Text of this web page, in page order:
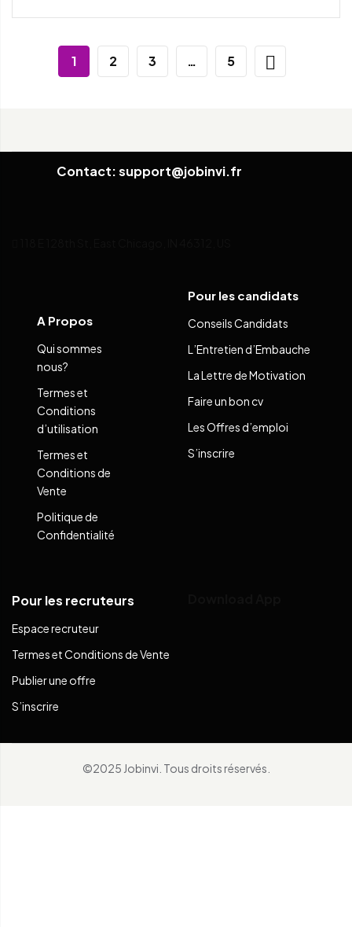
1 2 3 … 5
Contact: support@jobinvi.fr
A Propos
Qui sommes
nous?
Termes et
Conditions
d’utilisation
Termes et
Conditions de
Vente
Politique de
Confidentialité
Pour les candidats
Conseils Candidats
L’Entretien d’Embauche
La Lettre de Motivation
Faire un bon cv
Les Offres d’emploi
S’inscrire
Pour les recruteurs
Espace recruteur
Termes et Conditions de Vente
Publier une offre
S’inscrire
©2025 Jobinvi. Tous droits réservés.